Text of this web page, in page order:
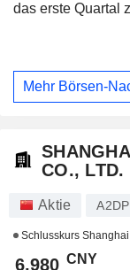
das erste Quartal
Mehr Börsen-
CO., LTD.
Aktie
Schlusskurs Shanghai
6,980 CNY